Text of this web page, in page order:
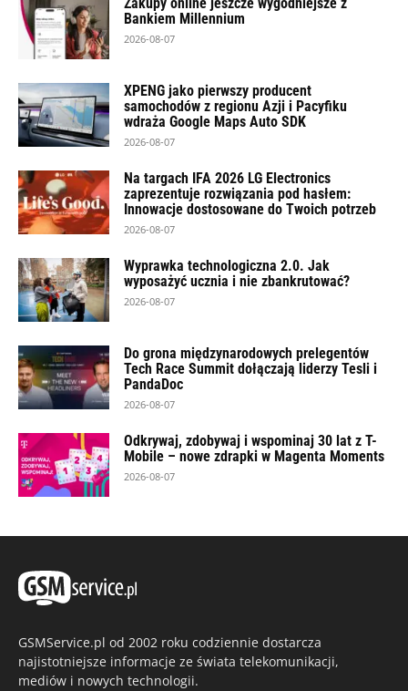
Bankiem Millennium
2026-08-07
XPENG jako pierwszy producent
samochodów z regionu Azji i Pacyfiku
wdraża Google Maps Auto SDK
2026-08-07
Na targach IFA 2026 LG Electronics
zaprezentuje rozwiązania pod hasłem:
Innowacje dostosowane do Twoich potrzeb
2026-08-07
Wyprawka technologiczna 2.0. Jak
wyposażyć ucznia i nie zbankrutować?
2026-08-07
Do grona międzynarodowych prelegentów
Tech Race Summit dołączają liderzy Tesli i
PandaDoc
2026-08-07
Odkrywaj, zdobywaj i wspominaj 30 lat z T-
Mobile – nowe zdrapki w Magenta Moments
2026-08-07
GSMService.pl od 2002 roku codziennie dostarcza
najistotniejsze informacje ze świata telekomunikacji,
mediów i nowych technologii.